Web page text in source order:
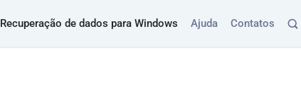
Recuperação de dados para Windows Ajuda Contatos